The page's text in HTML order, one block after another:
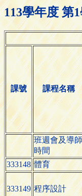
113學年度
課號 課程名稱
班週會及導師
時間
333148 體育
333149 程序設計